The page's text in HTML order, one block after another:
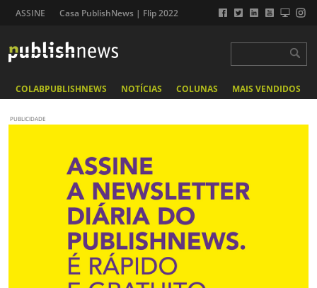
ASSINE Casa PublishNews | Flip 2022
COLABPUBLISHNEWS NOTÍCIAS COLUNAS MAIS VENDIDOS
PUBLICIDADE